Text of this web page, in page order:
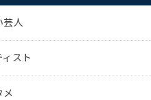
芸人
ィスト
メ